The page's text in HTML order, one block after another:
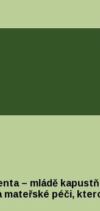
– mládě
mateřské péči,